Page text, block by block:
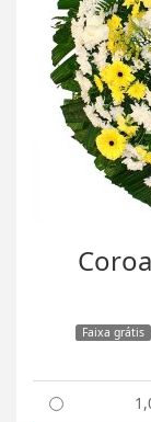
Faixa grátis